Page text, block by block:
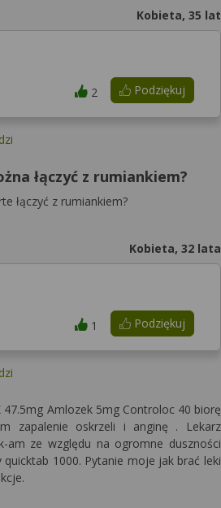
Kobieta, 35 lat
Podziękuj
2
łączyć z rumiankiem?
łączyć z rumiankiem?
Kobieta, 32 lata
Podziękuj
1
Amlozek 5mg Controloc 40 biorę
zapalenie oskrzeli i anginę . Lekarz
am ze względu na ogromne duszności
1000. Pytanie moje jak brać leki